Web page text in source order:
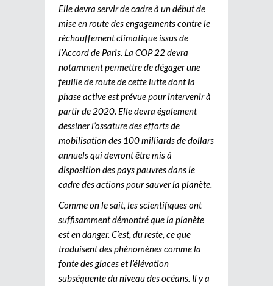
Elle devra servir de cadre à un début de
mise en route des engagements contre le
réchauffement climatique issus de
l’Accord de Paris. La COP 22 devra
notamment permettre de dégager une
feuille de route de cette lutte dont la
phase active est prévue pour intervenir à
partir de 2020. Elle devra également
dessiner l’ossature des efforts de
mobilisation des 100 milliards de dollars
annuels qui devront être mis à
disposition des pays pauvres dans le
cadre des actions pour sauver la planète.
Comme on le sait, les scientifiques ont
suffisamment démontré que la planète
est en danger. C’est, du reste, ce que
traduisent des phénomènes comme la
fonte des glaces et l’élévation
subséquente du niveau des océans. Il y a